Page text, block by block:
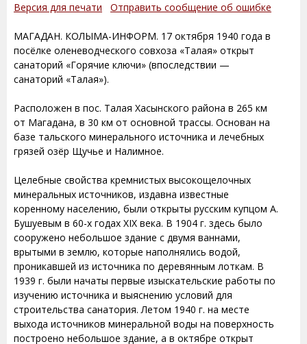
Версия для печати Отправить сообщение об ошибке
МАГАДАН. КОЛЫМА-ИНФОРМ. 17 октября 1940 года в
посёлке оленеводческого совхоза «Талая» открыт
санаторий «Горячие ключи» (впоследствии —
санаторий «Талая»).
Расположен в пос. Талая Хасынского района в 265 км
от Магадана, в 30 км от основной трассы. Основан на
базе тальского минерального источника и лечебных
грязей озёр Щучье и Налимное.
Целебные свойства кремнистых высокощелочных
минеральных источников, издавна известные
коренному населению, были открыты русским купцом А.
Бушуевым в 60-х годах XIX века. В 1904 г. здесь было
сооружено небольшое здание с двумя ваннами,
врытыми в землю, которые наполнялись водой,
проникавшей из источника по деревянным лоткам. В
1939 г. были начаты первые изыскательские работы по
изучению источника и выяснению условий для
строительства санатория. Летом 1940 г. на месте
выхода источников минеральной воды на поверхность
построено небольшое здание, а в октябре открыт